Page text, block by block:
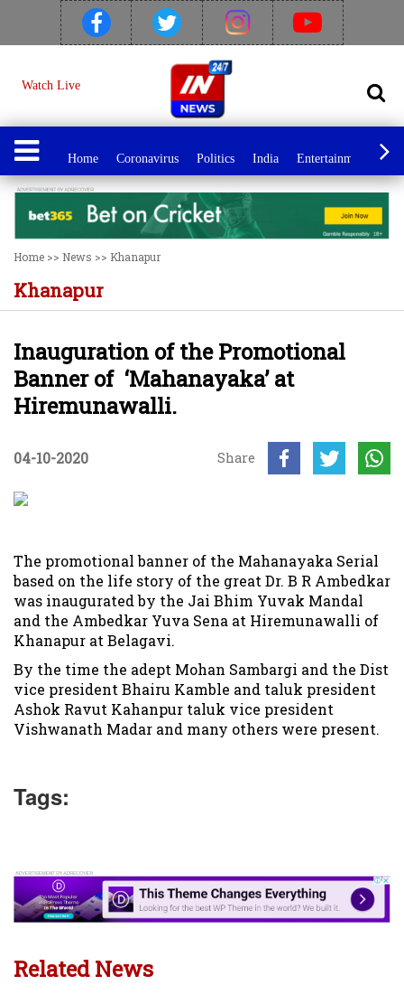
Watch Live
Home Coronavirus Politics India Entertainment
Home >> News >> Khanapur
Khanapur
Inauguration of the Promotional
Banner of ‘Mahanayaka’ at
Hiremunawalli.
04-10-2020 Share
The promotional banner of the Mahanayaka Serial
based on the life story of the great Dr. B R Ambedkar
was inaugurated by the Jai Bhim Yuvak Mandal
and the Ambedkar Yuva Sena at Hiremunawalli of
Khanapur at Belagavi.
By the time the adept Mohan Sambargi and the Dist
vice president Bhairu Kamble and taluk president
Ashok Ravut Kahanpur taluk vice president
Vishwanath Madar and many others were present.
Tags:
Related News